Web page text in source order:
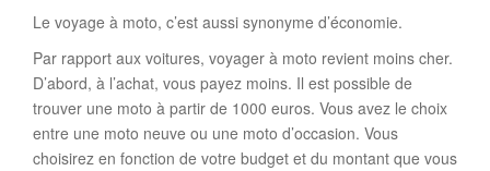
Le voyage à moto, c’est aussi synonyme d’économie.
Par rapport aux voitures, voyager à moto revient moins cher.
D’abord, à l’achat, vous payez moins. Il est possible de
trouver une moto à partir de 1000 euros. Vous avez le choix
entre une moto neuve ou une moto d’occasion. Vous
choisirez en fonction de votre budget et du montant que vous